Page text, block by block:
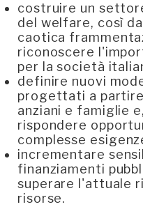
costruire un
del welfare, così
caotica
riconoscere
per la società
definire nuovi
progettati a
anziani e famiglie
rispondere
complesse
incrementare
finanziamenti
superare l'attuale
risorse.